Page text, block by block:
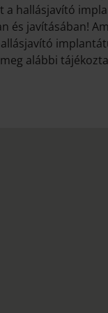
a hallásjavító
és javításában!
alábbi